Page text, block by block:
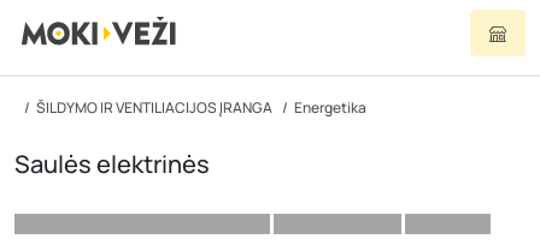
ŠILDYMO IR VENTILIACIJOS ĮRANGA Energetika
Saulės elektrinės